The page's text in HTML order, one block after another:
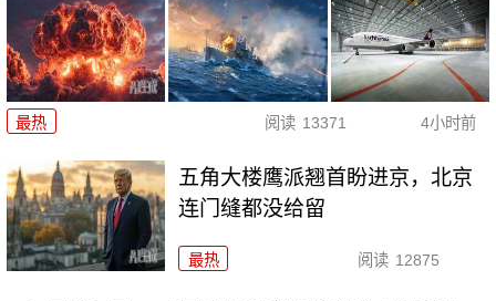
最热 阅读 13371 4小时前
五角大楼鹰派翘首盼进京，北京
连门缝都没给留
最热 阅读 12875